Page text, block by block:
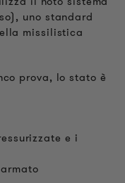
uno standard
missilistica
prova, lo stato è
e i